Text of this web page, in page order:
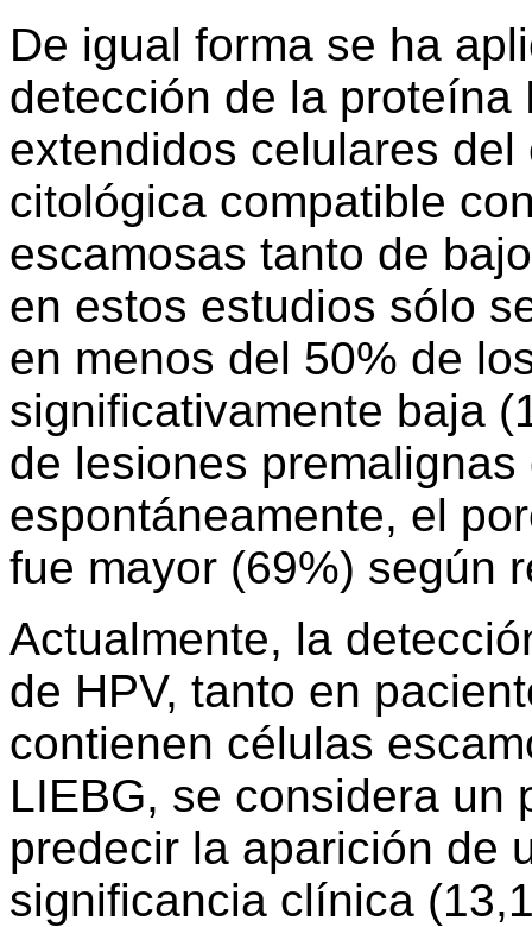
De igual forma se ha
detección de la proteína
extendidos celulares
citológica compatible
escamosas tanto de
en estos estudios sólo
en menos del 50% de
significativamente baja
de lesiones
espontáneamente, el
fue mayor (69%) según
Actualmente, la
de HPV, tanto en
contienen células
LIEBG, se considera un
predecir la aparición de
significancia clínica